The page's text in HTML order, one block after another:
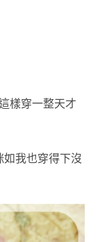
樣穿一整天才
如我也穿得下沒